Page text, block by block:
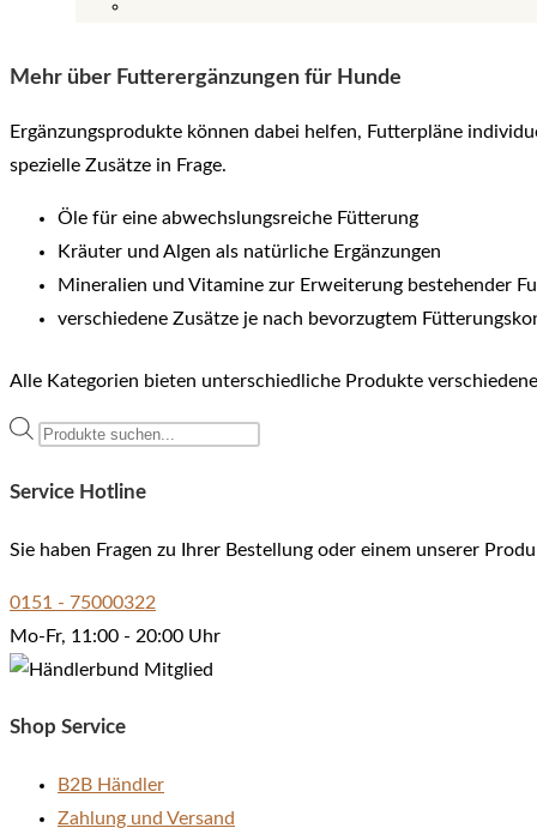
weist
Varianten
auf.
Produktseite
werden
Mehr über Futterergänzungen für Hunde
Ergänzungsprodukte können dabei helfen, Futterpläne
spezielle Zusätze in Frage.
Öle für eine abwechslungsreiche Fütterung
Kräuter und Algen als natürliche Ergänzungen
Mineralien und Vitamine zur Erweiterung bestehender
verschiedene Zusätze je nach bevorzugtem
Alle Kategorien bieten unterschiedliche Produkte
Products
Service Hotline
Sie haben Fragen zu Ihrer Bestellung oder einem unserer
0151 - 75000322
Mo-Fr, 11:00 - 20:00 Uhr
Shop Service
B2B Händler
Zahlung und Versand